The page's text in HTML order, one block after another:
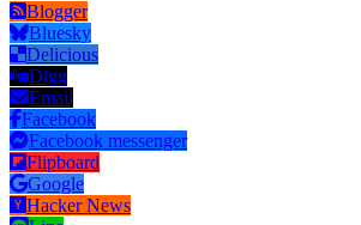
Blogger
Bluesky
Delicious
Digg
Email
Facebook
Facebook messenger
Flipboard
Google
Hacker News